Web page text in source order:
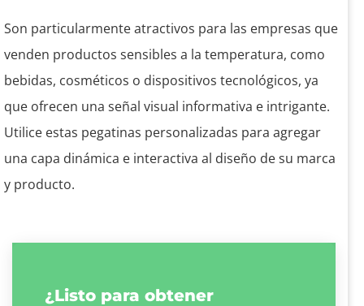
Son particularmente atractivos para las empresas que
venden productos sensibles a la temperatura, como
bebidas, cosméticos o dispositivos tecnológicos, ya
que ofrecen una señal visual informativa e intrigante.
Utilice estas pegatinas personalizadas para agregar
una capa dinámica e interactiva al diseño de su marca
y producto.
¿Listo para obtener